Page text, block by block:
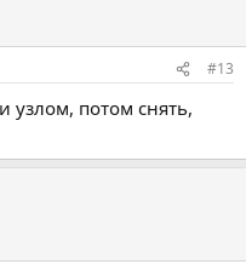
#13
узлом, потом снять,